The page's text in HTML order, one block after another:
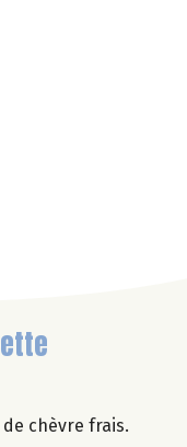
chèvre frais.